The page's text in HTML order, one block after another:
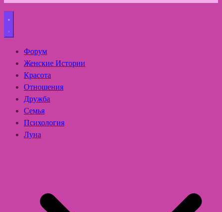
Форум
Женские Истории
Красота
Отношения
Дружба
Семья
Психология
Луна